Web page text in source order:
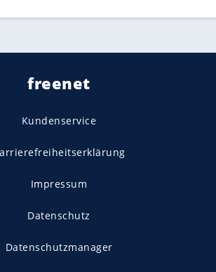
freenet
Kundenservice
Impressum
Datenschutz
Datenschutzmanager